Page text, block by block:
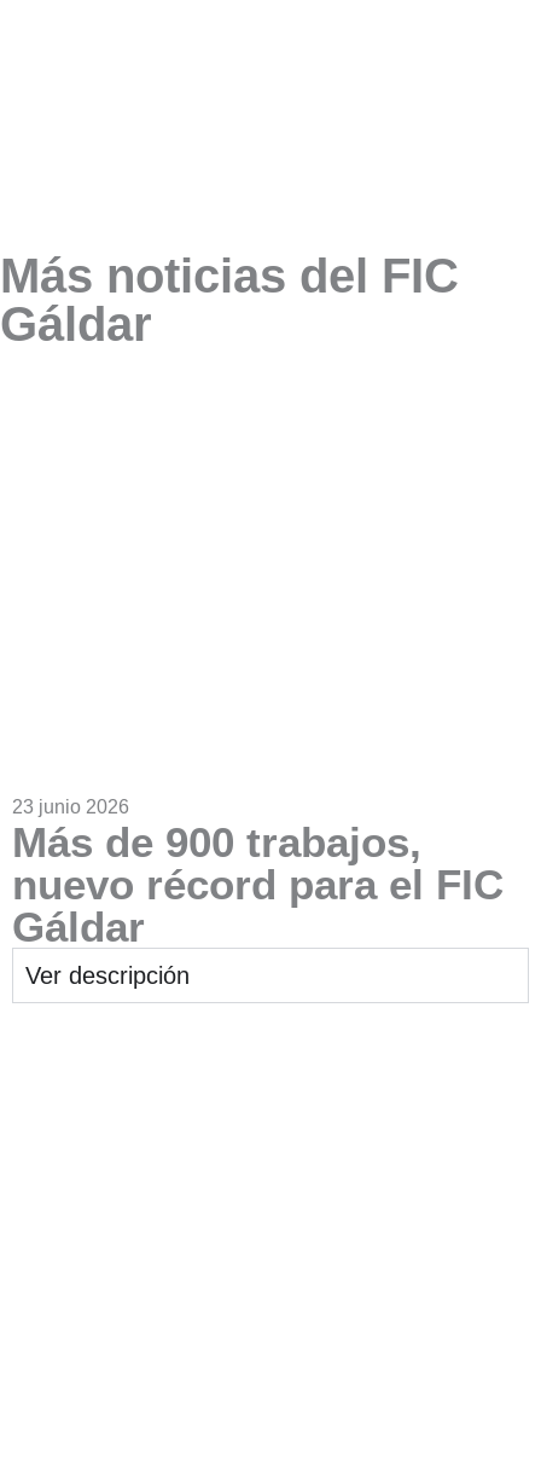
Más noticias del FIC
Gáldar
23 junio 2026
Más de 900 trabajos,
nuevo récord para el FIC
Gáldar
Ver descripción